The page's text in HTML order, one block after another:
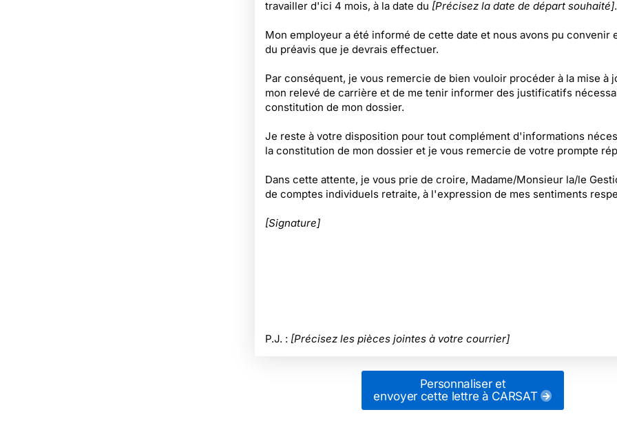
travailler d'ici 4 mois, à la date du [Précisez la date de départ souhaité].
Mon employeur a été informé de cette date et nous avons pu convenir
du préavis que je devrais effectuer.
Par conséquent, je vous remercie de bien vouloir procéder à la mise à
mon relevé de carrière et de me tenir informer des justificatifs
constitution de mon dossier.
Je reste à votre disposition pour tout complément d'informations
la constitution de mon dossier et je vous remercie de votre prompte
Dans cette attente, je vous prie de croire, Madame/Monsieur la/le
de comptes individuels retraite, à l'expression de mes sentiments
[Signature]
P.J. : [Précisez les pièces jointes à votre courrier]
Personnaliser et
envoyer cette lettre à CARSAT